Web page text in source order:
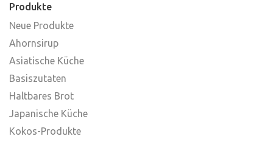
Produkte
Neue Produkte
Ahornsirup
Asiatische Küche
Basiszutaten
Haltbares Brot
Japanische Küche
Kokos-Produkte